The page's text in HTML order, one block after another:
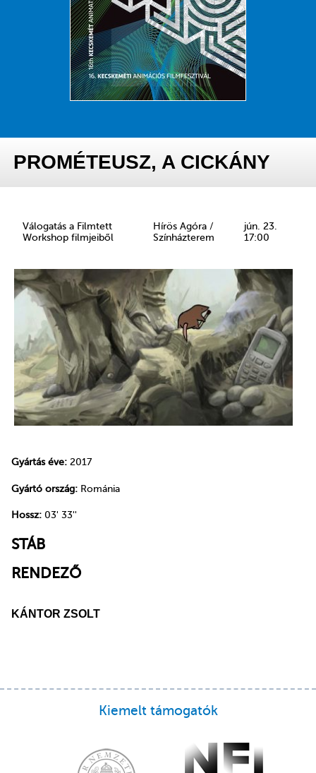
PROMÉTEUSZ, A CICKÁNY
Válogatás a Filmtett
Workshop filmjeiből
Hírös Agóra /
Színházterem
jún. 23.
17:00
Gyártás éve: 2017
Gyártó ország: Románia
Hossz: 03' 33''
STÁB
RENDEZŐ
KÁNTOR ZSOLT
Kiemelt támogatók